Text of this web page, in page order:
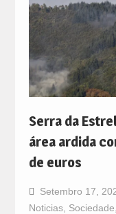
Serra da
área ardida
de euros
Setembro 17,
Noticias, Sociedade